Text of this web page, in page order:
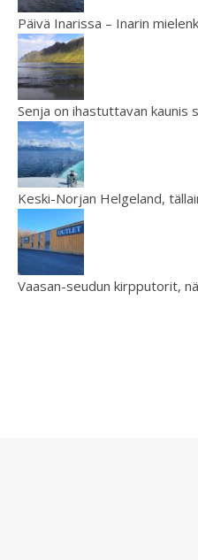
Päivä Inarissa – Inarin
Senja on ihastuttavan kaunis
Keski-Norjan Helgeland,
Vaasan-seudun kirpputorit,